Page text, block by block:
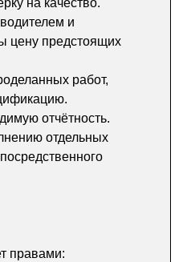
на качество.
и
цену предстоящих
работ,
отчётность.
отдельных
правами: